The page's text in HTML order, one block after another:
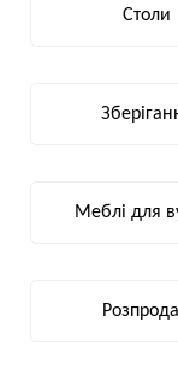
Столи
Меблі для